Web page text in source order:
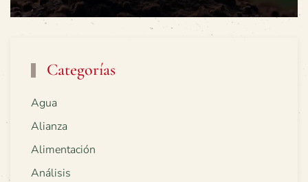
Categorías
Agua
Alianza
Alimentación
Análisis